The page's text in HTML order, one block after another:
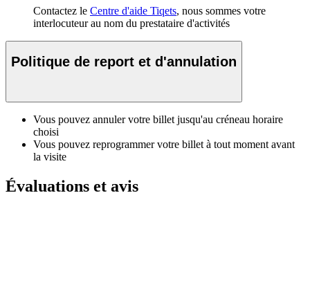
Contactez le Centre d'aide Tiqets, nous sommes votre
interlocuteur au nom du prestataire d'activités
Politique de report et d'annulation
Vous pouvez annuler votre billet jusqu'au créneau horaire
choisi
Vous pouvez reprogrammer votre billet à tout moment avant
la visite
Évaluations et avis